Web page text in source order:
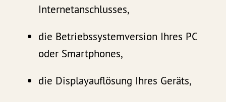
Internetanschlusses,
die Betriebssystemversion Ihres PC
oder Smartphones,
die Displayauflösung Ihres Geräts,